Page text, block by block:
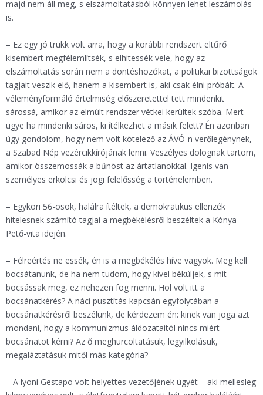
majd nem áll meg, s elszámoltatásból könnyen lehet leszámolás
is.
– Ez egy jó trükk volt arra, hogy a korábbi rendszert eltűrő
kisembert megfélemlítsék, s elhitessék vele, hogy az
elszámoltatás során nem a döntéshozókat, a politikai bizottságok
tagjait veszik elő, hanem a kisembert is, aki csak élni próbált. A
véleményformáló értelmiség előszeretettel tett mindenkit
sárossá, amikor az elmúlt rendszer vétkei kerültek szóba. Mert
ugye ha mindenki sáros, ki ítélkezhet a másik felett? Én azonban
úgy gondolom, hogy nem volt kötelező az ÁVÓ-n verőlegénynek,
a Szabad Nép vezércikkírójának lenni. Veszélyes dolognak tartom,
amikor összemossák a bűnöst az ártatlanokkal. Igenis van
személyes erkölcsi és jogi felelősség a történelemben.
– Egykori 56-osok, halálra ítéltek, a demokratikus ellenzék
hitelesnek számító tagjai a megbékélésről beszéltek a Kónya–
Pető-vita idején.
– Félreértés ne essék, én is a megbékélés híve vagyok. Meg kell
bocsátanunk, de ha nem tudom, hogy kivel béküljek, s mit
bocsássak meg, ez nehezen fog menni. Hol volt itt a
bocsánatkérés? A náci pusztítás kapcsán egyfolytában a
bocsánatkérésről beszélünk, de kérdezem én: kinek van joga azt
mondani, hogy a kommunizmus áldozataitól nincs miért
bocsánatot kérni? Az ő meghurcoltatásuk, legyilkolásuk,
megaláztatásuk mitől más kategória?
– A lyoni Gestapo volt helyettes vezetőjének ügyét – aki mellesleg